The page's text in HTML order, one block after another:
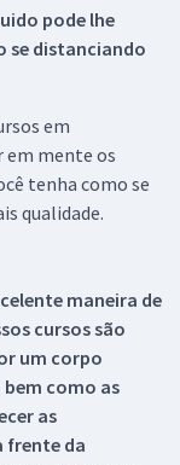
pode lhe
se distanciando
em
em mente os
tenha como se
qualidade.
maneira de
cursos são
um corpo
como as
as
frente da